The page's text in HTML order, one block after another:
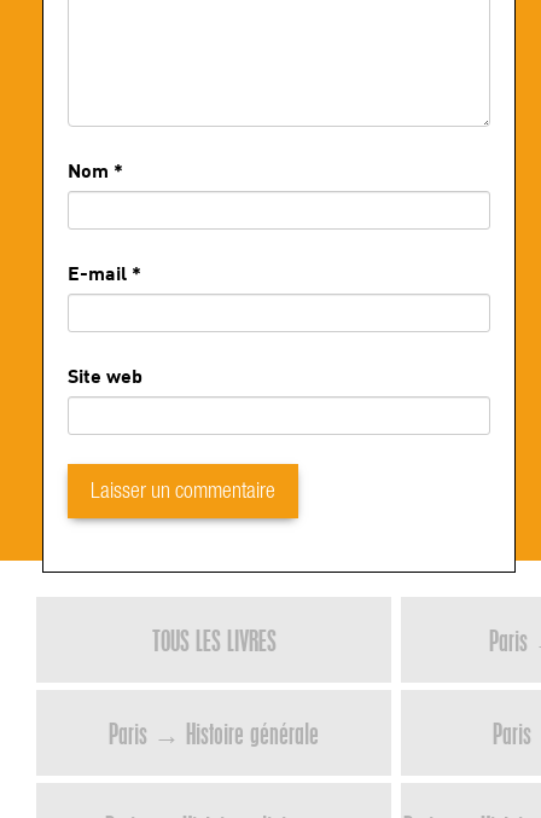
Nom *
E-mail *
Site web
TOUS LES LIVRES
Paris → Histoire générale